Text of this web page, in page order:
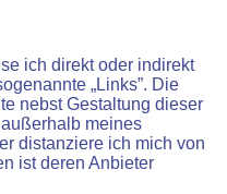
ich direkt oder indirekt
„Links”. Die
nebst Gestaltung dieser
meines
distanziere ich mich von
ist deren Anbieter